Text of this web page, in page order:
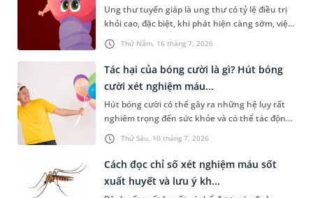
Thứ Năm, 16 tháng 7, 2026
Ung thư tuyến giáp là ung thư có tỷ lệ điều trị
khỏi cao, đặc biệt, khi phát hiện càng sớm, việc
chữa trị sẽ càng hiệu quả. Do đó, việc tầm soát
định kỳ hoặc ngay khi có biểu hiện bất thường
là rất cần thiết. Vậy những chỉ số ung thư
tuyến giáp trong xét nghiệm máu nào cần được
quan tâm và người bệnh cần lưu ý điều gì?
Thứ Sáu, 10 tháng 7, 2026
Tác hại của bóng cười là gì? Hút bóng
cười xét nghiệm máu...
Hút bóng cười có thể gây ra những hệ lụy rất
nghiêm trọng đến sức khỏe và có thể tác động
tiêu cực đến đời sống xã hội. Trong đó, một vấn
đề được nhiều người quan tâm là “hút bóng
cười xét nghiệm máu có ra không”. Dưới đây là
thông tin chi tiết giúp bạn trả lời câu hỏi này.
Cách đọc chỉ số xét nghiệm máu sốt
xuất huyết và lưu ý kh...